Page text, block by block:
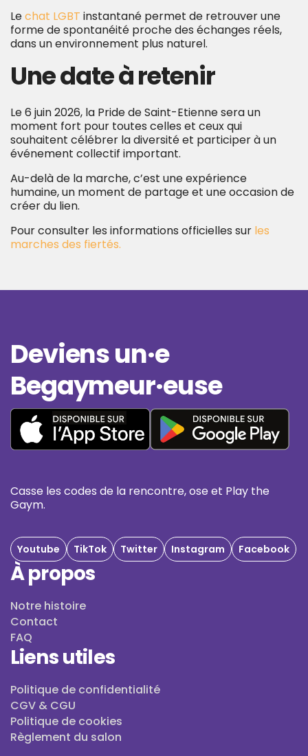
Lechat LGBT instantané permet de retrouver une
forme de spontanéité proche des échanges réels,
dans un environnement plus naturel.
Une date à retenir
Le 6 juin 2026, la Pride de Saint-Etienne sera un
moment fort pour toutes celles et ceux qui
souhaitent célébrer la diversité et participer à un
événement collectif important.
Au-delà de la marche, c’est une expérience
humaine, un moment de partage et une occasion de
créer du lien.
Pour consulter les informations officielles sur les
marches des fiertés.
Deviens un·e
Begaymeur·euse
Casse les codes de la rencontre, ose et Play the
Gaym.
Youtube TikTok Twitter Instagram Facebook
À propos
Notre histoire
Contact
FAQ
Liens utiles
Politique de confidentialité
CGV & CGU
Politique de cookies
Règlement du salon